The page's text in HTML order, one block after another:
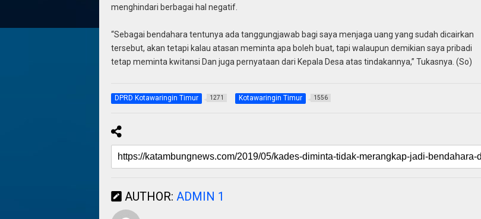
menghindari berbagai hal negatif.
“Sebagai bendahara tentunya ada tanggungjawab bagi saya menjaga uang yang sudah dicairkan
tersebut, akan tetapi kalau atasan meminta apa boleh buat, tapi walaupun demikian saya pribadi
tetap meminta kwitansi Dan juga pernyataan dari Kepala Desa atas tindakannya,” Tukasnya. (So)
DPRD Kotawaringin Timur 1271 Kotawaringin Timur 1556
AUTHOR: ADMIN 1